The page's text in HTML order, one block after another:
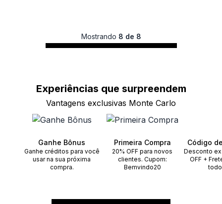
Mostrando 8 de 8
Experiências que surpreendem
Vantagens exclusivas Monte Carlo
Ganhe Bônus
Ganhe créditos para você
usar na sua próxima
compra.
Primeira Compra
20% OFF para novos
clientes. Cupom:
Bemvindo20
Código
Desconto
OFF +